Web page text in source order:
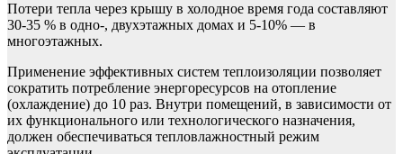
Потери тепла через крышу в холодное время года составляют
30-35 % в одно-, двухэтажных домах и 5-10% — в
многоэтажных.
Применение эффективных систем теплоизоляции позволяет
сократить потребление энергоресурсов на отопление
(охлаждение) до 10 раз. Внутри помещений, в зависимости от
их функционального или технологического назначения,
должен обеспечиваться тепловлажностный режим